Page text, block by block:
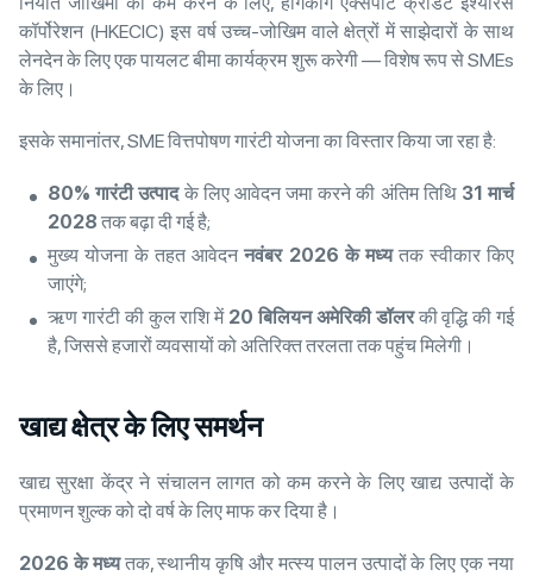
कॉर्पोरेशन (HKECIC) इस वर्ष उच्च-जोखिम वाले क्षेत्रों में साझेदारों के साथ
लेनदेन के लिए एक पायलट बीमा कार्यक्रम शुरू करेगी — विशेष रूप से SMEs
के लिए।
इसके समानांतर, SME वित्तपोषण गारंटी योजना का विस्तार किया जा रहा है:
80%गारंटीउत्पादके लिए आवेदन जमा करने की अंतिम तिथि 31मार्च
2028 तक बढ़ा दी गई है;
मुख्य योजना के तहत आवेदननवंबर 2026 के मध्यतक स्वीकार किए
जाएंगे;
ऋण गारंटी की कुल राशि में 20बिलियनअमेरिकीडॉलरकी वृद्धि की गई
है, जिससे हजारों व्यवसायों को अतिरिक्त तरलता तक पहुंच मिलेगी।
खाद्यक्षेत्रकेलिएसमर्थन
खाद्य सुरक्षा केंद्र ने संचालन लागत को कम करने के लिए खाद्य उत्पादों के
प्रमाणन शुल्क को दो वर्ष के लिए माफ कर दिया है।
2026केमध्यतक, स्थानीय कृषि और मत्स्य पालन उत्पादों के लिए एक नया